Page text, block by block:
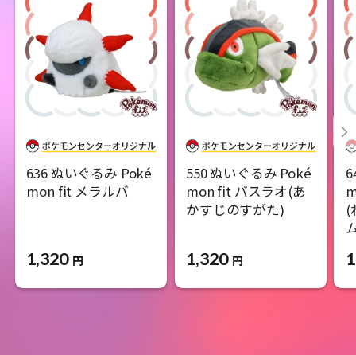
636 ぬいぐるみ Poké
mon fit メラルバ
1,320 円
550 ぬいぐるみ Poké
mon fit バスラオ(あ
かすじのすがた)
1,320 円
(